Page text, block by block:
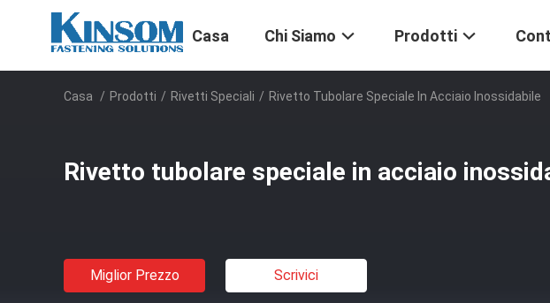
Casa Chi Siamo Prodotti
Casa / Prodotti / Rivetti Speciali / Rivetto Tubolare Speciale In Acciaio Inossidabile
Rivetto tubolare speciale in acciaio
Miglior Prezzo Scrivici